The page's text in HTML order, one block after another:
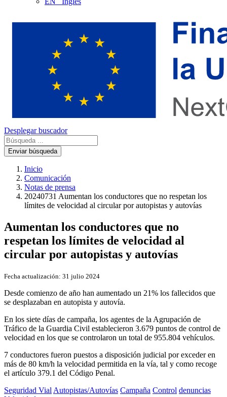
Desplegar buscador
Enviar búsqueda
Inicio
Comunicación
Notas de prensa
20240731 Aumentan los conductores que no respetan los
límites de velocidad al circular por autopistas y autovías
Aumentan los conductores que no
respetan los límites de velocidad al
circular por autopistas y autovías
Fecha actualización: 31 julio 2024
Desde comienzo de año han aumentado un 21% los fallecidos que
se desplazaban en autopista y autovía.
En los siete días de campaña, los agentes de la Agrupación de
Tráfico de la Guardia Civil establecieron 3.679 puntos de control de
velocidad en los que se controlaron un total de 955.804 vehículos.
7 conductores fueron puestos a disposición judicial por exceder en
más de 80 km/h la velocidad permitida en la vía, tal y como recoge
el artículo 379.1 del Código Penal.
Seguridad Vial Autopistas/Autovías Campaña Control denuncias